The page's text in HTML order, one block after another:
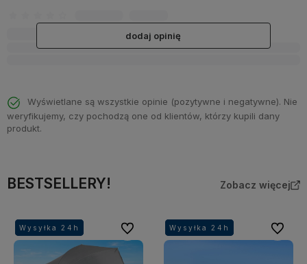
dodaj opinię
Wyświetlane są wszystkie opinie (pozytywne i negatywne). Nie
weryfikujemy, czy pochodzą one od klientów, którzy kupili dany
produkt.
BESTSELLERY! Zobacz więcej
Wysyłka 24h
Wysyłka 24h
Wysyłka 24h Do ulubionychWysyłka 24h
Wysyłka 24h
Wysyłka 24h Do